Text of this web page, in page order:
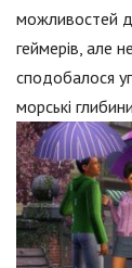
можливостей
геймерів, але
сподобалося
морські